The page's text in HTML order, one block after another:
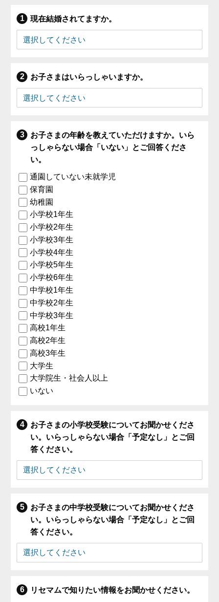
現在結婚されてますか。
お子さまはいらっしゃいますか。
お子さまの年齢を教えていただけますか。いら
っしゃらない場合「いない」とご回答くださ
い。
通園していない未就学児
保育園
幼稚園
小学校1年生
小学校2年生
小学校3年生
小学校4年生
小学校5年生
小学校6年生
中学校1年生
中学校2年生
中学校3年生
高校1年生
高校2年生
高校3年生
大学生
大学院生・社会人以上
いない
お子さまの小学校受験についてお聞かせくださ
い。いらっしゃらない場合「予定なし」とご回
答ください。
お子さまの中学校受験についてお聞かせくださ
い。いらっしゃらない場合「予定なし」とご回
答ください。
リセマムで知りたい情報をお聞かせください。